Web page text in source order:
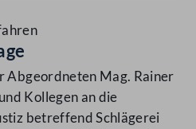
Abgeordneten Mag. Rainer
Kollegen an die
betreffend Schlägerei